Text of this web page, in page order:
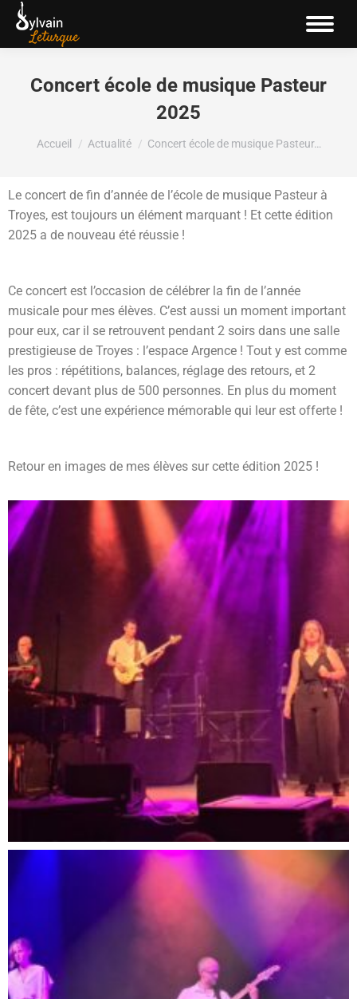
Concert école de musique Pasteur
2025
Vous êtes ici :
Accueil Actualité Concert école de musique Pasteur…
Le concert de fin d’année de l’école de musique Pasteur à
Troyes, est toujours un élément marquant ! Et cette édition
2025 a de nouveau été réussie !
Ce concert est l’occasion de célébrer la fin de l’année
musicale pour mes élèves. C’est aussi un moment important
pour eux, car il se retrouvent pendant 2 soirs dans une salle
prestigieuse de Troyes : l’espace Argence ! Tout y est comme
les pros : répétitions, balances, réglage des retours, et 2
concert devant plus de 500 personnes. En plus du moment
de fête, c’est une expérience mémorable qui leur est offerte !
Retour en images de mes élèves sur cette édition 2025 !